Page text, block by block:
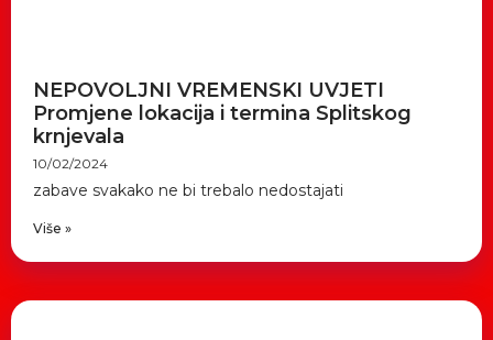
NEPOVOLJNI VREMENSKI UVJETI
Promjene lokacija i termina Splitskog
krnjevala
10/02/2024
zabave svakako ne bi trebalo nedostajati
Više »